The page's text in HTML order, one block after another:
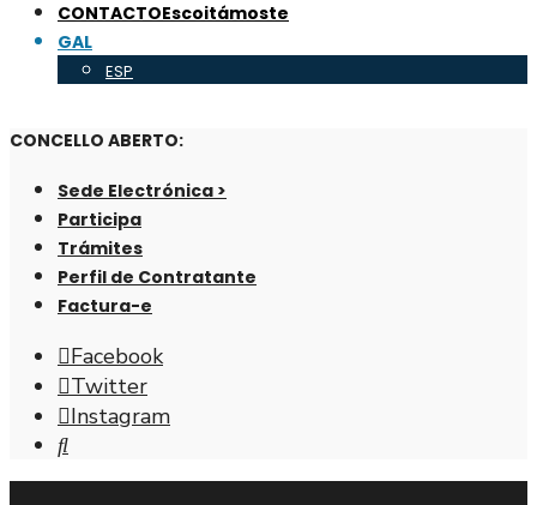
CONTACTOEscoitámoste
GAL
ESP
CONCELLO ABERTO:
Sede Electrónica >
Participa
Trámites
Perfil de Contratante
Factura-e
Facebook
Twitter
Instagram
Abrir